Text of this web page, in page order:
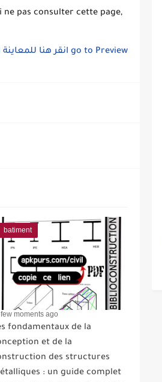
pas consulter cette page,
go to Preview انقر هنا للمعاينة
batiment
few moments ago
fondamentaux de la
et de la
des structures
: un guide complet